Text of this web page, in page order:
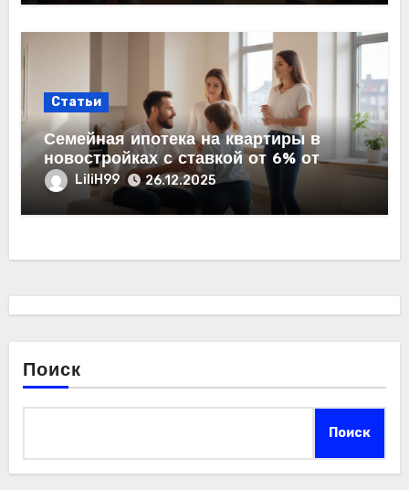
Статьи
Семейная ипотека на квартиры в
новостройках с ставкой от 6% от
застройщика
LiliH99 26.12.2025
Поиск
Поиск